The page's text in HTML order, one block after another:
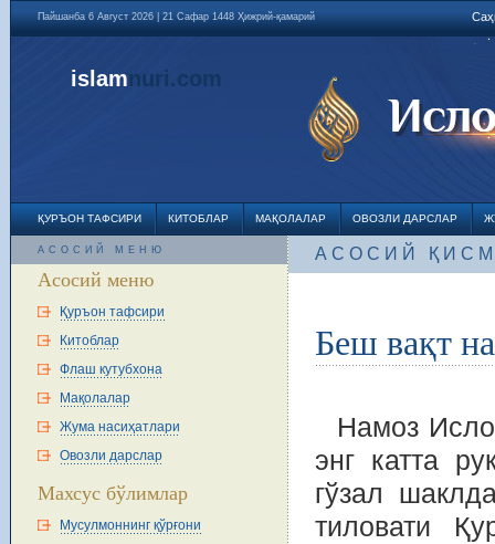
Пайшанба 6 Август 2026 | 21 Сафар 1448 Ҳижрий-қамарий
islamnuri.com
ҚУРЪОН ТАФСИРИ КИТОБЛАР МАҚОЛАЛАР ОВОЗЛИ ДАРСЛАР
АСОСИЙ МЕНЮ
Асосий меню
Қуръон тафсири
Китоблар
Флаш кутубхона
Мақолалар
Жума насиҳатлари
Овозли дарслар
Махсус бўлимлар
Мусулмоннинг қўрғони
АСОСИЙ
Беш вақт
Намоз
энг катта
гўзал
тиловати